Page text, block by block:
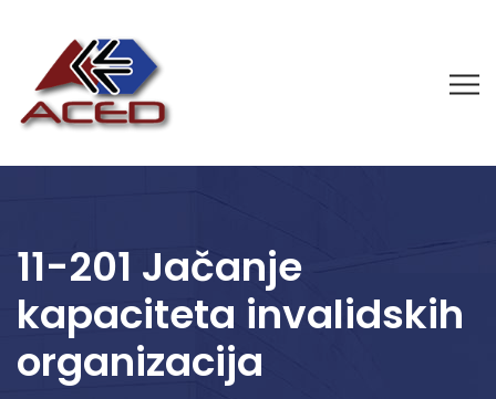
11-201 Jačanje
kapaciteta invalidskih
organizacija